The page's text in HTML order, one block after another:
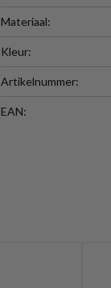
Materiaal:
Kleur:
Artikelnummer:
EAN: